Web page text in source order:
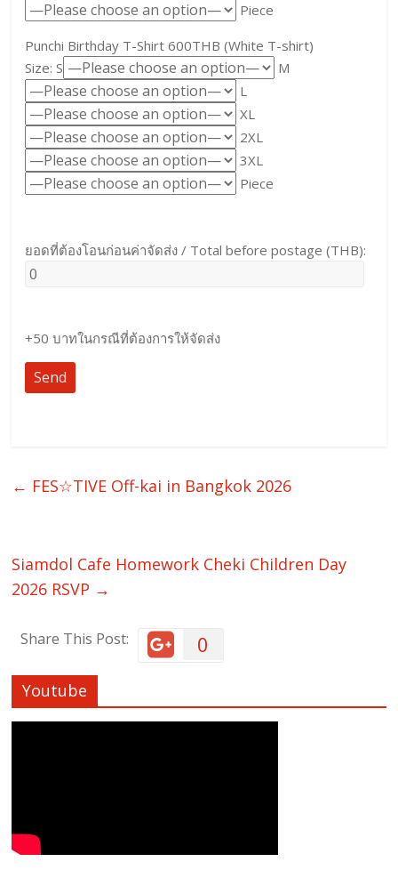
Piece
Punchi Birthday T-Shirt 600THB (White T-shirt)
Size: S
M
L
XL
2XL
3XL
Piece
ยอดที่ต้องโอนก่อนค่าจัดส่ง / Total before postage (THB):
+50 บาทในกรณีที่ต้องการให้จัดส่ง
← FES☆TIVE Off-kai in Bangkok 2026
Siamdol Cafe Homework Cheki Children Day
2026 RSVP →
Share This Post: 0
Youtube